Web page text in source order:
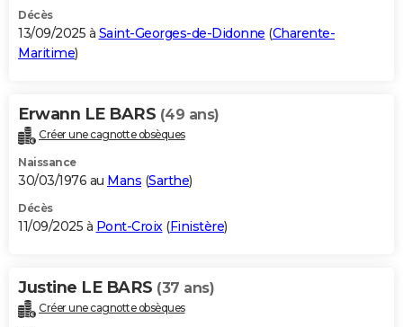
Décès
13/09/2025 à Saint-Georges-de-Didonne (Charente-
Maritime)
Erwann LE BARS (49 ans)
Créer une cagnotte obsèques
Naissance
30/03/1976 au Mans (Sarthe)
Décès
11/09/2025 à Pont-Croix(Finistère)
Justine LE BARS (37 ans)
Créer une cagnotte obsèques